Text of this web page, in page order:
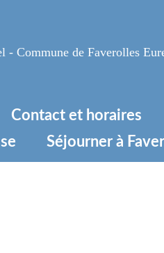
- Commune de Faverolles
Contact et horaires
Séjourner à